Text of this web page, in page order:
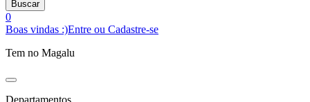
Buscar
0
Boas vindas :)Entre ou Cadastre-se
Tem no Magalu
Departamentos